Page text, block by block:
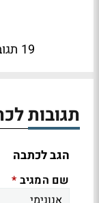
19 תגובות
תגובות
הגב לכתבה
שם המגיב *